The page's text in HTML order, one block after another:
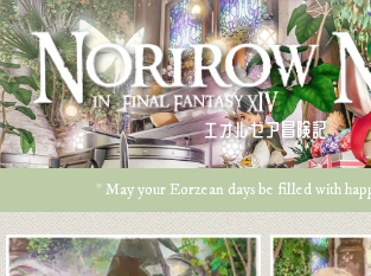
エオルゼア冒険記
* May your Eorzean days be filled with